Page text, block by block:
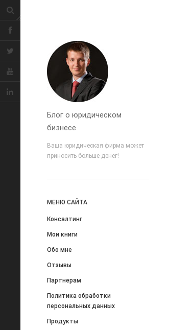
Блог о юридическом
бизнесе
Ваша юридическая фирма может
приносить больше денег!
МЕНЮ САЙТА
Консалтинг
Мои книги
Обо мне
Отзывы
Партнерам
Политика обработки
персональных данных
Продукты